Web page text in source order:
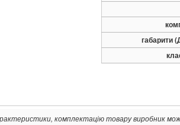
габарити
комплектацію товару виробник